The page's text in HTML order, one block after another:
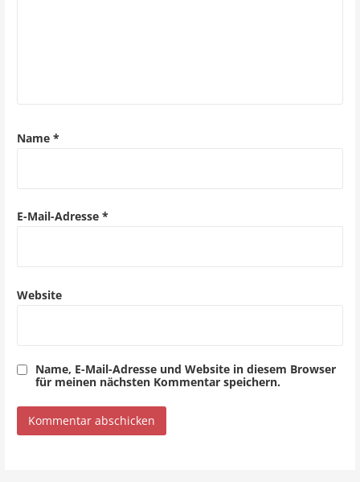
a
o
Name *
E-Mail-Adresse *
Website
Name, E-Mail-Adresse und Website in diesem Browser
für meinen nächsten Kommentar speichern.